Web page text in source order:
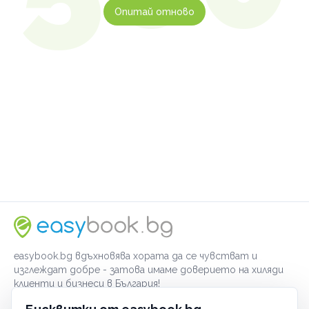
Опитай отново
easybook.bg вдъхновява хората да се чувстват и
изглеждат добре - затова имаме доверието на хиляди
клиенти и бизнеси в България!